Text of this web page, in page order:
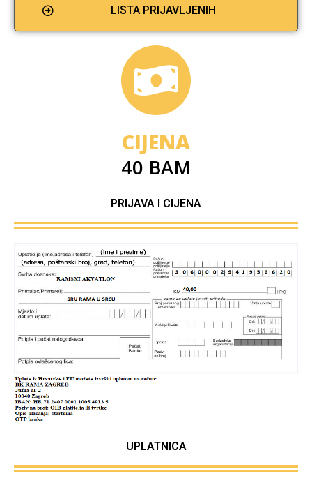
LISTA PRIJAVLJENIH
CIJENA
40 BAM
PRIJAVA I CIJENA
UPLATNICA